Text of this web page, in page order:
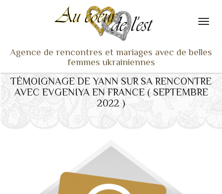
Agence de rencontres et mariages avec de belles
femmes ukrainiennes
ACCUEIL
NOS ADHÉRENTES
VU À LA TV
COACHING RENCONTRE
TÉMOIGNAGE DE YANN SUR SA RENCONTRE
AVEC EVGENIYA EN FRANCE ( SEPTEMBRE
2022 )